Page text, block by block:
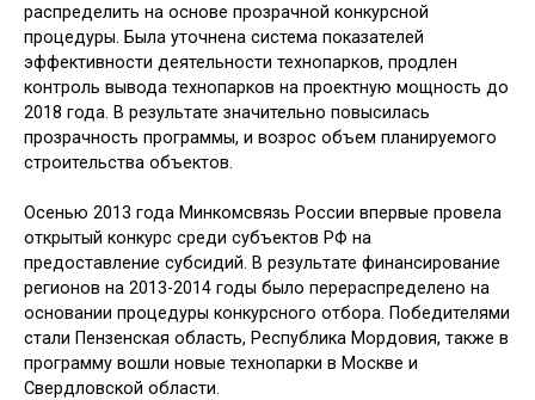
распределить на основе прозрачной конкурсной
процедуры. Была уточнена система показателей
эффективности деятельности технопарков, продлен
контроль вывода технопарков на проектную мощность до
2018 года. В результате значительно повысилась
прозрачность программы, и возрос объем планируемого
строительства объектов.
Осенью 2013 года Минкомсвязь России впервые провела
открытый конкурс среди субъектов РФ на
предоставление субсидий. В результате финансирование
регионов на 2013-2014 годы было перераспределено на
основании процедуры конкурсного отбора. Победителями
стали Пензенская область, Республика Мордовия, также в
программу вошли новые технопарки в Москве и
Свердловской области.